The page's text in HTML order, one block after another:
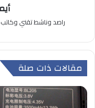
راصد وناشط تقني
مقالات ذات صلة